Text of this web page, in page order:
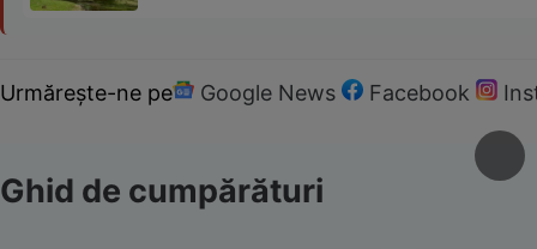
Urmărește-ne pe Google News Facebook
Ghid de cumpărături